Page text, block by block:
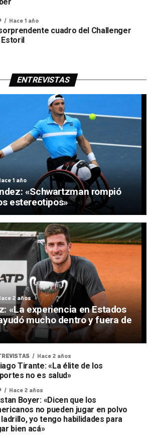
Hace 1 año
cuadro del Challenger
Estoril
ENTREVISTAS
1 año
«Schwartzman rompió
estereotipos»
2 años
«La experiencia en Estados
mucho dentro y fuera de
Hace 2 años
Tirante: «La élite de los
no es salud»
Hace 2 años
Boyer: «Dicen que los
no pueden jugar en polvo
ladrillo, yo tengo habilidades para
bien acá»